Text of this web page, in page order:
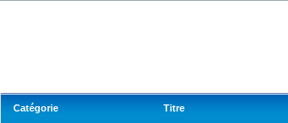
Catégorie Titre